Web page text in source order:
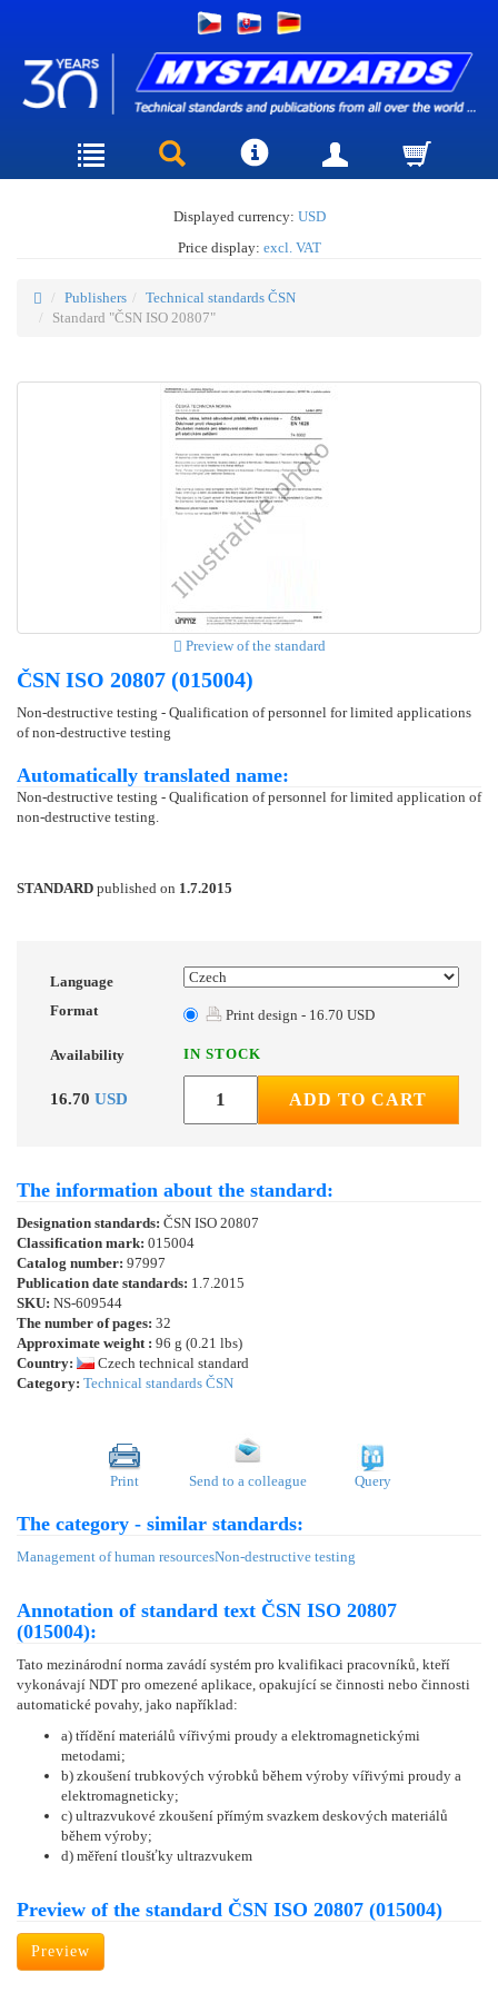
Displayed currency: USD
Price display: excl. VAT
Publishers
Technical standards ČSN
Standard "ČSN ISO 20807"
Preview of the standard
ČSN ISO 20807 (015004)
Non-destructive testing - Qualification of personnel for limited applications
of non-destructive testing
Automatically translated name:
Non-destructive testing - Qualification of personnel for limited application of
non-destructive testing.
STANDARD published on 1.7.2015
Language
Format
Print design - 16.70 USD
Availability IN STOCK
16.70 USD ADD TO CART
The information about the standard:
Designation standards: ČSN ISO 20807
Classification mark: 015004
Catalog number: 97997
Publication date standards: 1.7.2015
SKU: NS-609544
The number of pages: 32
Approximate weight : 96 g (0.21 lbs)
Country:
Czech technical standard
Category: Technical standards ČSN
Print Send to a colleague Query
The category - similar standards:
Management of human resourcesNon-destructive testing
Annotation of standard text ČSN ISO 20807
(015004):
Tato mezinárodní norma zavádí systém pro kvalifikaci pracovníků, kteří
vykonávají NDT pro omezené aplikace, opakující se činnosti nebo činnosti
automatické povahy, jako například:
a) třídění materiálů vířivými proudy a elektromagnetickými
metodami;
b) zkoušení trubkových výrobků během výroby vířivými proudy a
elektromagneticky;
c) ultrazvukové zkoušení přímým svazkem deskových materiálů
během výroby;
d) měření tloušťky ultrazvukem
Preview of the standard ČSN ISO 20807 (015004)
Preview